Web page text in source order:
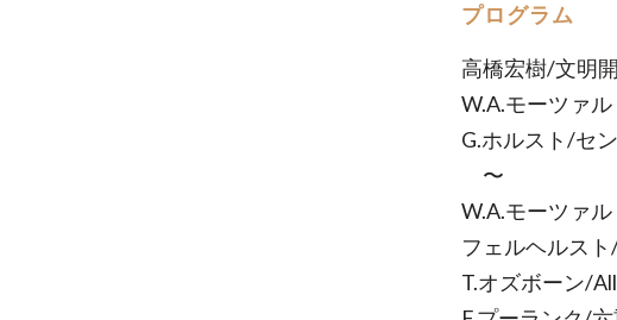
プログラム
高橋宏樹/文明
W.A.モーツァ
G.ホルスト/セ
〜
W.A.モーツァ
フェルヘルス
T.オズボーン/